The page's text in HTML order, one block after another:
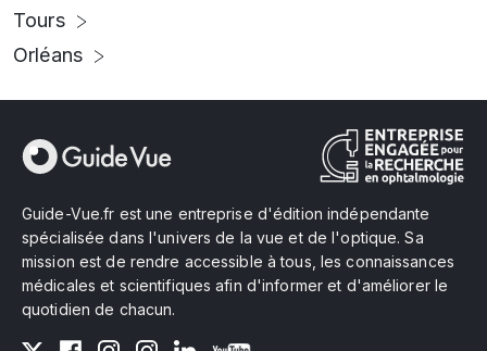
Tours
Orléans
Guide-Vue.fr est une entreprise d'édition indépendante
spécialisée dans l'univers de la vue et de l'optique. Sa
mission est de rendre accessible à tous, les connaissances
médicales et scientifiques afin d'informer et d'améliorer le
quotidien de chacun.